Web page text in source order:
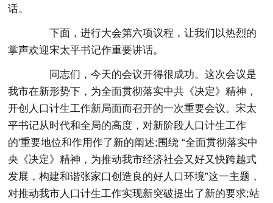
话。
下面，进行大会第六项议程，让我们以热烈的
掌声欢迎宋太平书记作重要讲话。
同志们，今天的会议开得很成功。这次会议是
我市在新形势下，为全面贯彻落实中共《决定》精神，
开创人口计生工作新局面而召开的一次重要会议。宋太
平书记从时代和全局的高度，对新阶段人口计生工作
的'重要地位和作用作了新的阐述;围绕 “全面贯彻落实中
央《决定》精神，为推动我市经济社会又好又快跨越式
发展，构建和谐张家口创造良的好人口环境”这一主题，
对推动我市人口计生工作实现新突破提出了新的要求;站